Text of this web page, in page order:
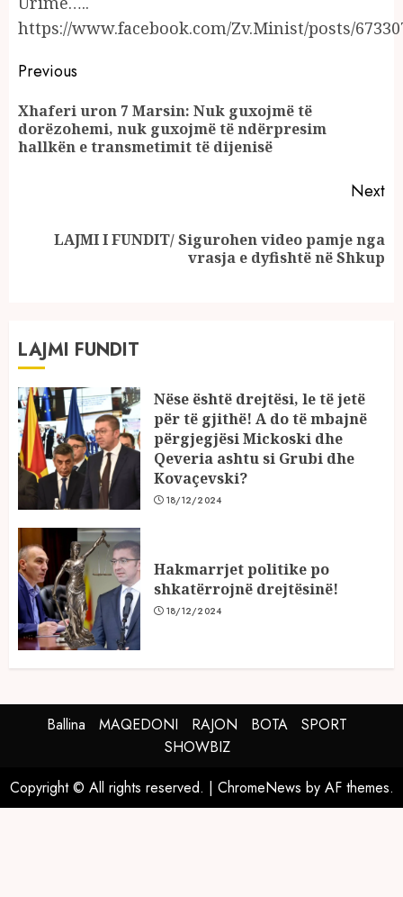
https://www.facebook.com/Zv.Minist/posts/
Continue
Reading
Previous
Xhaferi uron 7 Marsin: Nuk guxojmë të
dorëzohemi, nuk guxojmë të ndërpresim
hallkën e transmetimit të dijenisë
Next
NextLAJMI I FUNDIT/ Sigurohen video pamje nga
vrasja e dyfishtë në Shkup
LAJMI FUNDIT
Nëse është drejtësi, le të jetë
për të gjithë! A do të mbajnë
përgjegjësi Mickoski dhe
Qeveria ashtu si Grubi dhe
Kovaçevski?
18/12/2024
Hakmarrjet politike po
shkatërrojnë drejtësinë!
18/12/2024
Ballina MAQEDONI RAJON BOTA
SPORT
SHOWBIZ
Copyright © All rights reserved. | ChromeNews by AF themes.